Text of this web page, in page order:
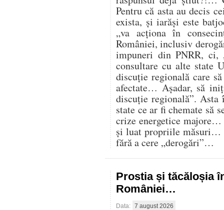
Pentru că asta au decis
exista, și iarăși este
„va acționa în
României, inclusiv
impuneri din PNRR, ci,
consultare cu alte state
discuție regională care
afectate… Așadar, să
discuție regională”.
state ce ar fi chemate să
crize energetice
și luat propriile măsuri…
fără a cere „derogări”…
Prostia și tăcăloșia
României…
Data: 7 august 2026